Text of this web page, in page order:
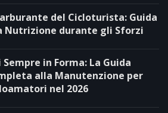
del Cicloturista: Guida
Nutrizione durante gli Sforzi
Sempre in Forma: La Guida
alla Manutenzione per
nel 2026